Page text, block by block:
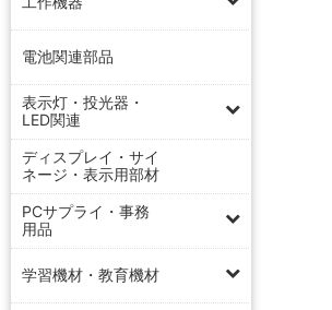
電池関連部品
表示灯・投光器・
LED関連
ディスプレイ・サイ
ネージ・表示用部材
PCサプライ・事務
用品
学習機材・教育機材